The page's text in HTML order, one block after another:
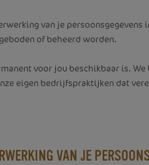
van je
of beheerd worden.
voor jou beschikbaar is.
eigen bedrijfspraktijken dat
VAN JE